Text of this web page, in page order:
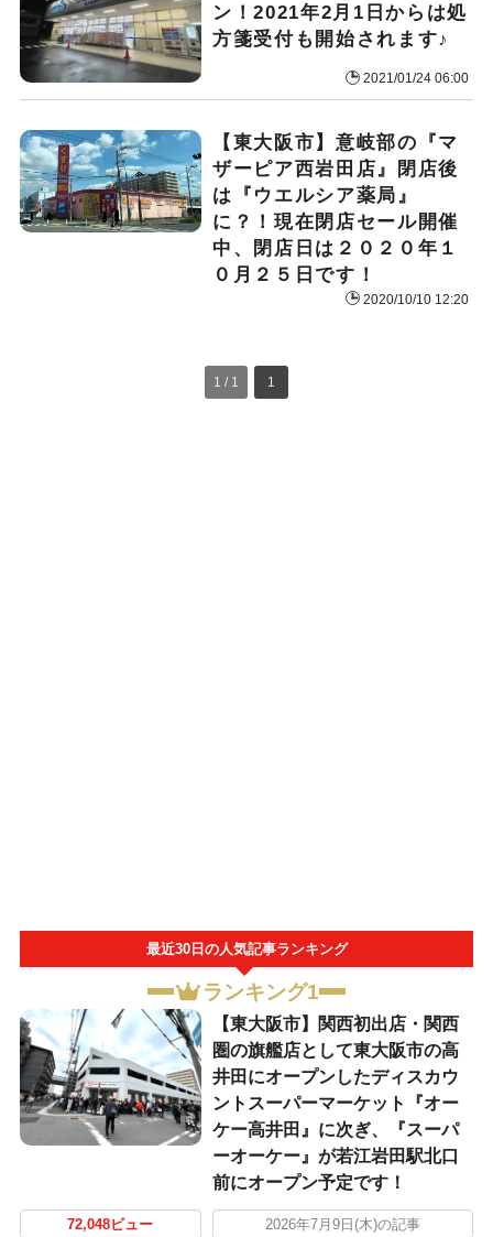
ン！2021年2月1日からは処
方箋受付も開始されます♪
2021/01/24 06:00
【東大阪市】意岐部の『マ
ザーピア西岩田店』閉店後
は『ウエルシア薬局』
に？！現在閉店セール開催
中、閉店日は２０２０年１
０月２５日です！
2020/10/10 12:20
1 / 1 1
最近30日の人気記事ランキング
ランキング1
【東大阪市】関西初出店・関西
圏の旗艦店として東大阪市の高
井田にオープンしたディスカウ
ントスーパーマーケット『オー
ケー高井田』に次ぎ、『スーパ
ーオーケー』が若江岩田駅北口
前にオープン予定です！
72,048ビュー 2026年7月9日(木)の記事